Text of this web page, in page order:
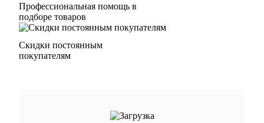
Профессиональная помощь в
подборе товаров
Скидки постоянным
покупателям